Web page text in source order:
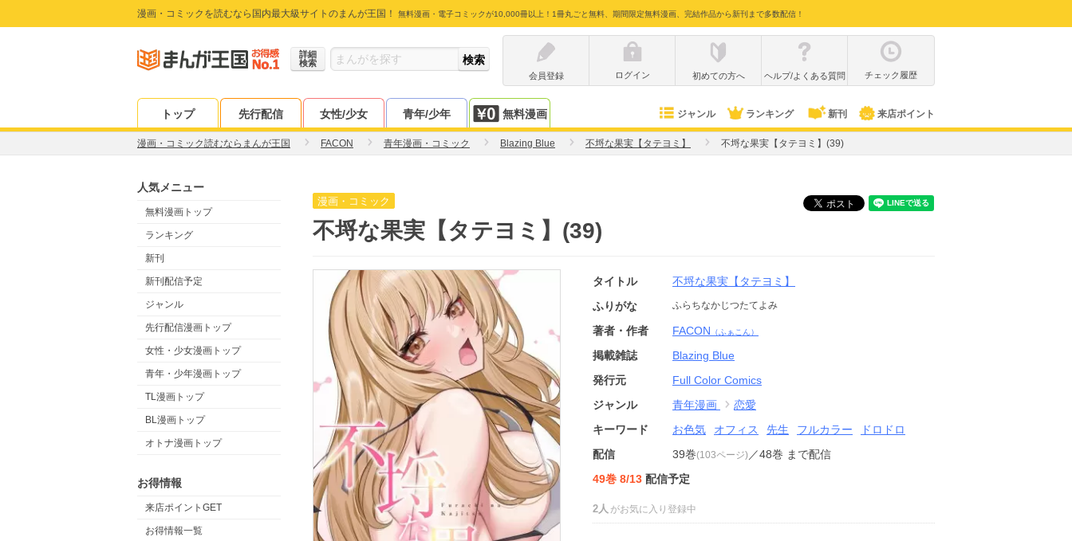
漫画・コミックを読むなら国内最大級サイトのまんが王国！ 無料漫画・電子コミックが10,000冊以上！1冊丸ごと無料、期間限定無料漫画、完結作品から新刊まで多数配信！
詳細
検索
会員登録
ログイン 初めての方へ ヘルプ/よくある質問 チェック履歴
トップ 先行配信 女性/少女 青年/少年 無料漫画 ジャンル ランキング 新刊 来店ポイント
漫画・コミック読むならまんが王国 FACON 青年漫画・コミック Blazing Blue 不埒な果実【タテヨミ】 不埒な果実【タテヨミ】(39)
人気メニュー
無料漫画トップ
ランキング
新刊
新刊配信予定
ジャンル
先行配信漫画トップ
女性・少女漫画トップ
青年・少年漫画トップ
TL漫画トップ
BL漫画トップ
オトナ漫画トップ
お得情報
来店ポイントGET
お得情報一覧
漫画・コミック
不埒な果実【タテヨミ】(39)
タイトル
不埒な果実【タテヨミ】
ふりがな
ふらちなかじつたてよみ
著者・作者 FACON （ふぁこん）
掲載雑誌
Blazing Blue
発行元
Full Color Comics
ジャンル
青年漫画
恋愛
キーワード
お色気 オフィス 先生 フルカラー
ドロドロ
配信
39巻(103ページ) ／48巻 まで配信
49巻 8/13 配信予定
2人 がお気に入り登録中